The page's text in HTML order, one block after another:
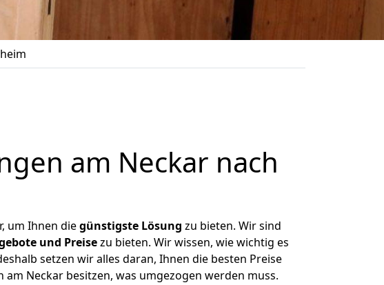
am Neckar nach
um Ihnen diegünstigste Lösung zu bieten. Wir sind
und Preisezu bieten. Wir wissen, wie wichtig es
setzen wir alles daran, Ihnen die besten Preise
Neckar besitzen, was umgezogen werden muss.